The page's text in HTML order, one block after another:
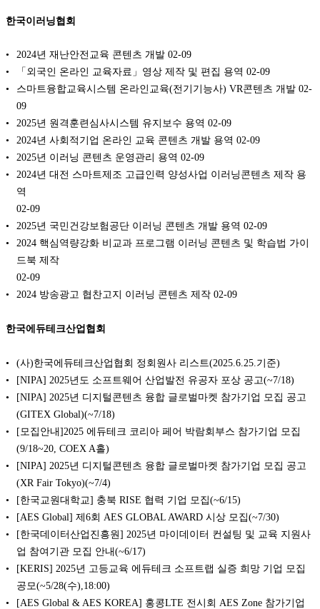
한국이러닝협회
2024년 재난안전교육 콘텐츠 개발 02-09
「외국인 온라인 교육자료」영상 제작 및 편집 용역 02-09
스마트융합교육시스템 온라인교육(전기기능사) VR콘텐츠 개발 02-
09
2025년 원격훈련심사시스템 유지보수 용역 02-09
2024년 사회적기업 온라인 교육 콘텐츠 개발 용역 02-09
2025년 이러닝 콘텐츠 운영관리 용역 02-09
2024년 대전 스마트제조 고급인력 양성사업 이러닝콘텐츠 제작 용
역
02-09
2025년 국민건강보험공단 이러닝 콘텐츠 개발 용역 02-09
2024 핵심역량강화 비교과 프로그램 이러닝 콘텐츠 및 학습법 가이
드북 제작
02-09
2024 방송광고 협찬고지 이러닝 콘텐츠 제작 02-09
한국에듀테크산업협회
(사)한국에듀테크산업협회 정회원사 리스트(2025.6.25.기준)
[NIPA] 2025년도 소프트웨어 산업발전 유공자 포상 공고(~7/18)
[NIPA] 2025년 디지털콘텐츠 융합 글로벌마켓 참가기업 모집 공고
(GITEX Global)(~7/18)
[모집안내]2025 에듀테크 코리아 페어 박람회부스 참가기업 모집
(9/18~20, COEX A홀)
[NIPA] 2025년 디지털콘텐츠 융합 글로벌마켓 참가기업 모집 공고
(XR Fair Tokyo)(~7/4)
[한국교원대학교] 충북 RISE 협력 기업 모집(~6/15)
[AES Global] 제6회 AES GLOBAL AWARD 시상 모집(~7/30)
[한국데이터산업진흥원] 2025년 마이데이터 컨설팅 및 교육 지원사
업 참여기관 모집 안내(~6/17)
[KERIS] 2025년 고등교육 에듀테크 소프트랩 실증 희망 기업 모집
공모(~5/28(수),18:00)
[AES Global & AES KOREA] 홍콩LTE 전시회 AES Zone 참가기업